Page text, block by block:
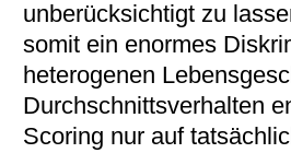
unberücksichtigt zu
somit ein enormes
heterogenen
Durchschnittsverhalten
Scoring nur auf